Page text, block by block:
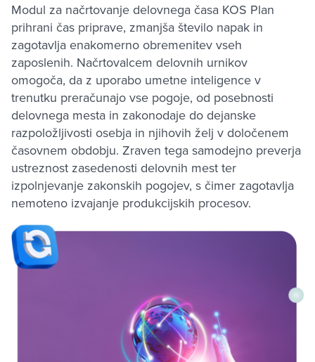
Modul za načrtovanje delovnega časa KOS Plan
prihrani čas priprave, zmanjša število napak in
zagotavlja enakomerno obremenitev vseh
zaposlenih. Načrtovalcem delovnih urnikov
omogoča, da z uporabo umetne inteligence v
trenutku preračunajo vse pogoje, od posebnosti
delovnega mesta in zakonodaje do dejanske
razpoložljivosti osebja in njihovih želj v določenem
časovnem obdobju. Zraven tega samodejno preverja
ustreznost zasedenosti delovnih mest ter
izpolnjevanje zakonskih pogojev, s čimer zagotavlja
nemoteno izvajanje produkcijskih procesov.